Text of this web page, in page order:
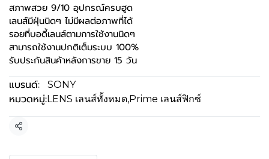
สภาพสวย 9/10 อุปกรณ์ครบฮูด
เลนส์มีฝุ่นนิดๆ ไม่มีผลต่อภาพที่ได้
รอยที่บอดี้เลนส์ตามการใช้งานนิดๆ
สามารถใช้งานปกติเต็มระบบ 100%
รับประกันสินค้าหลังการขาย 15 วัน
แบรนด์: SONY
หมวดหมู่:LENS เลนส์ทั้งหมด,Prime เลนส์ฟิกซ์
แชร์